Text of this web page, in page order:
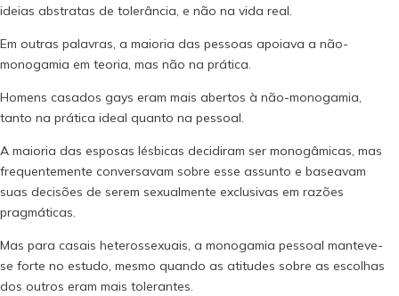
ideias abstratas de tolerância, e não na vida real.
Em outras palavras, a maioria das pessoas apoiava a não-
monogamia em teoria, mas não na prática.
Homens casados ​​gays eram mais abertos à não-monogamia,
tanto na prática ideal quanto na pessoal.
A maioria das esposas lésbicas decidiram ser monogâmicas, mas
frequentemente conversavam sobre esse assunto e baseavam
suas decisões de serem sexualmente exclusivas em razões
pragmáticas.
Mas para casais heterossexuais, a monogamia pessoal manteve-
se forte no estudo, mesmo quando as atitudes sobre as escolhas
dos outros eram mais tolerantes.